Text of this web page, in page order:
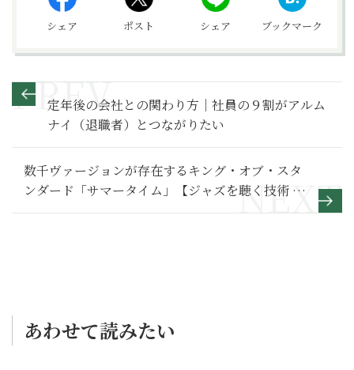
シェア ポスト シェア ブックマーク
定年後の会社との関わり方｜社員の９割がアルム
ナイ（退職者）とつながりたい
数千ヴァージョンが存在するキング・オブ・スタ
ンダード「サマータイム」【ジャズを聴く技術 〜
ジャズ「プロ・リスナー」への道13】
あわせて読みたい